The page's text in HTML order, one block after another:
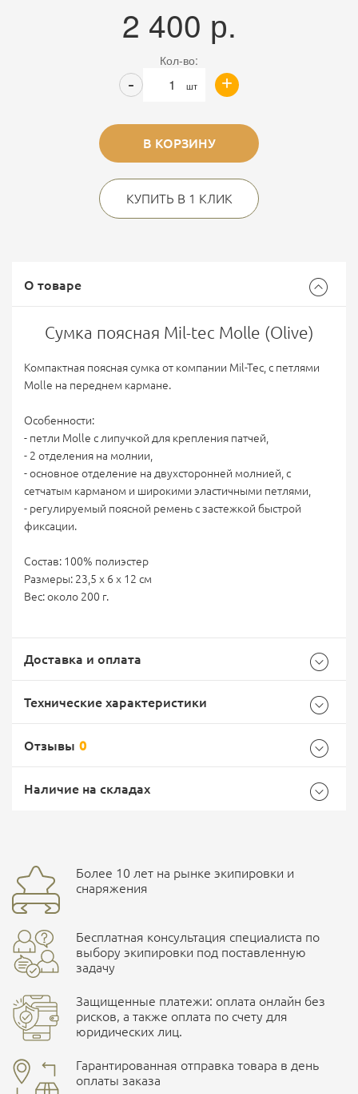
2 400 р.
Кол-во:
шт +
-
В КОРЗИНУ
КУПИТЬ В 1 КЛИК
О товаре
Сумка поясная Mil-tec Molle (Olive)
Компактная поясная сумка от компании Mil-Tec, с петлями
Molle на переднем кармане.
Особенности:
- петли Molle с липучкой для крепления патчей,
- 2 отделения на молнии,
- основное отделение на двухсторонней молнией, с
сетчатым карманом и широкими эластичными петлями,
- регулируемый поясной ремень с застежкой быстрой
фиксации.
Состав: 100% полиэстер
Размеры: 23,5 х 6 х 12 см
Вес: около 200 г.
Доставка и оплата
Доставка Почтой России
EMS Почта России
Доставка курьерской службой СДЭК -
Наличные при самовывозе
Технические характеристики
Бренд Mil-Tec
Отзывы 0
Ваш отзыв
Наличие на складах
улица Маяковского, 10
ПОДРОБНЕЕ О СКЛАДЕ
Более 10 лет на рынке экипировки и
снаряжения
Бесплатная консультация специалиста по
выбору экипировки под поставленную
задачу
Защищенные платежи: оплата онлайн без
рисков, а также оплата по счету для
юридических лиц.
Гарантированная отправка товара в день
оплаты заказа